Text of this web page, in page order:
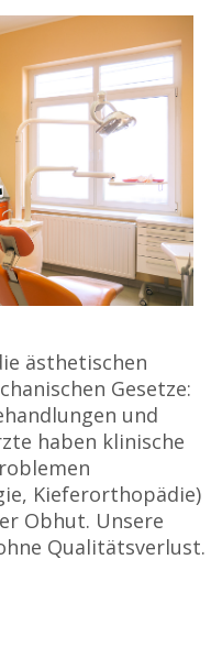
ästhetischen
Gesetze:
und
haben klinische
Kieferorthopädie)
Obhut. Unsere
Qualitätsverlust.